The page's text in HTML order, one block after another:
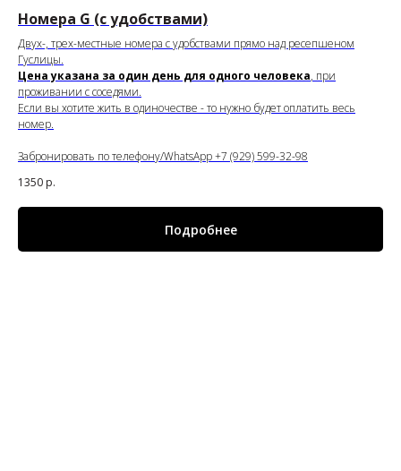
Номера G (с удобствами)
Двух-, трех-местные номера с удобствами прямо над ресепшеном
Гуслицы.
Цена указана за один день для одного человека, при
проживании с соседями.
Если вы хотите жить в одиночестве - то нужно будет оплатить весь
номер.
Забронировать по телефону/WhatsApp +7 (929) 599-32-98
1350 р.
Подробнее